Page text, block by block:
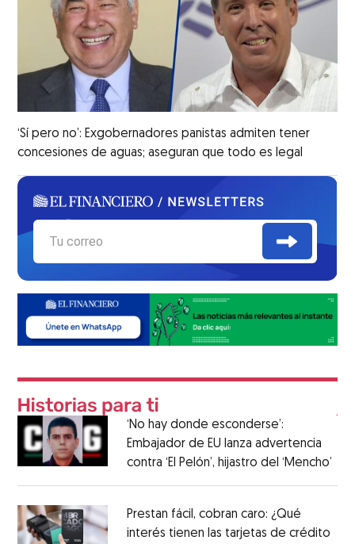
‘Sí pero no’: Exgobernadores panistas admiten tener
concesiones de aguas; aseguran que todo es legal
‘No hay donde esconderse’:
Embajador de EU lanza advertencia
contra ‘El Pelón’, hijastro del ‘Mencho’
Prestan fácil, cobran caro: ¿Qué
interés tienen las tarjetas de crédito